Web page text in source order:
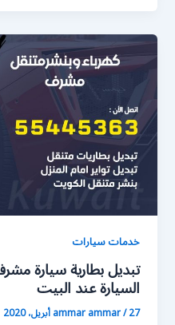
خدمات سيارات
السيارة عند البيت
ammar ammar/27 أبريل، 2020